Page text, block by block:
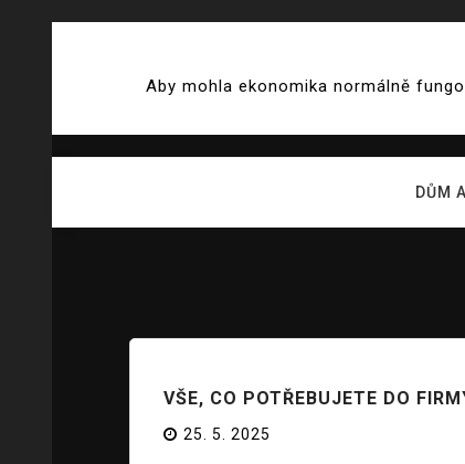
Aby mohla ekonomika normálně
DŮM
VŠE, CO POTŘEBUJETE DO
25. 5. 2025